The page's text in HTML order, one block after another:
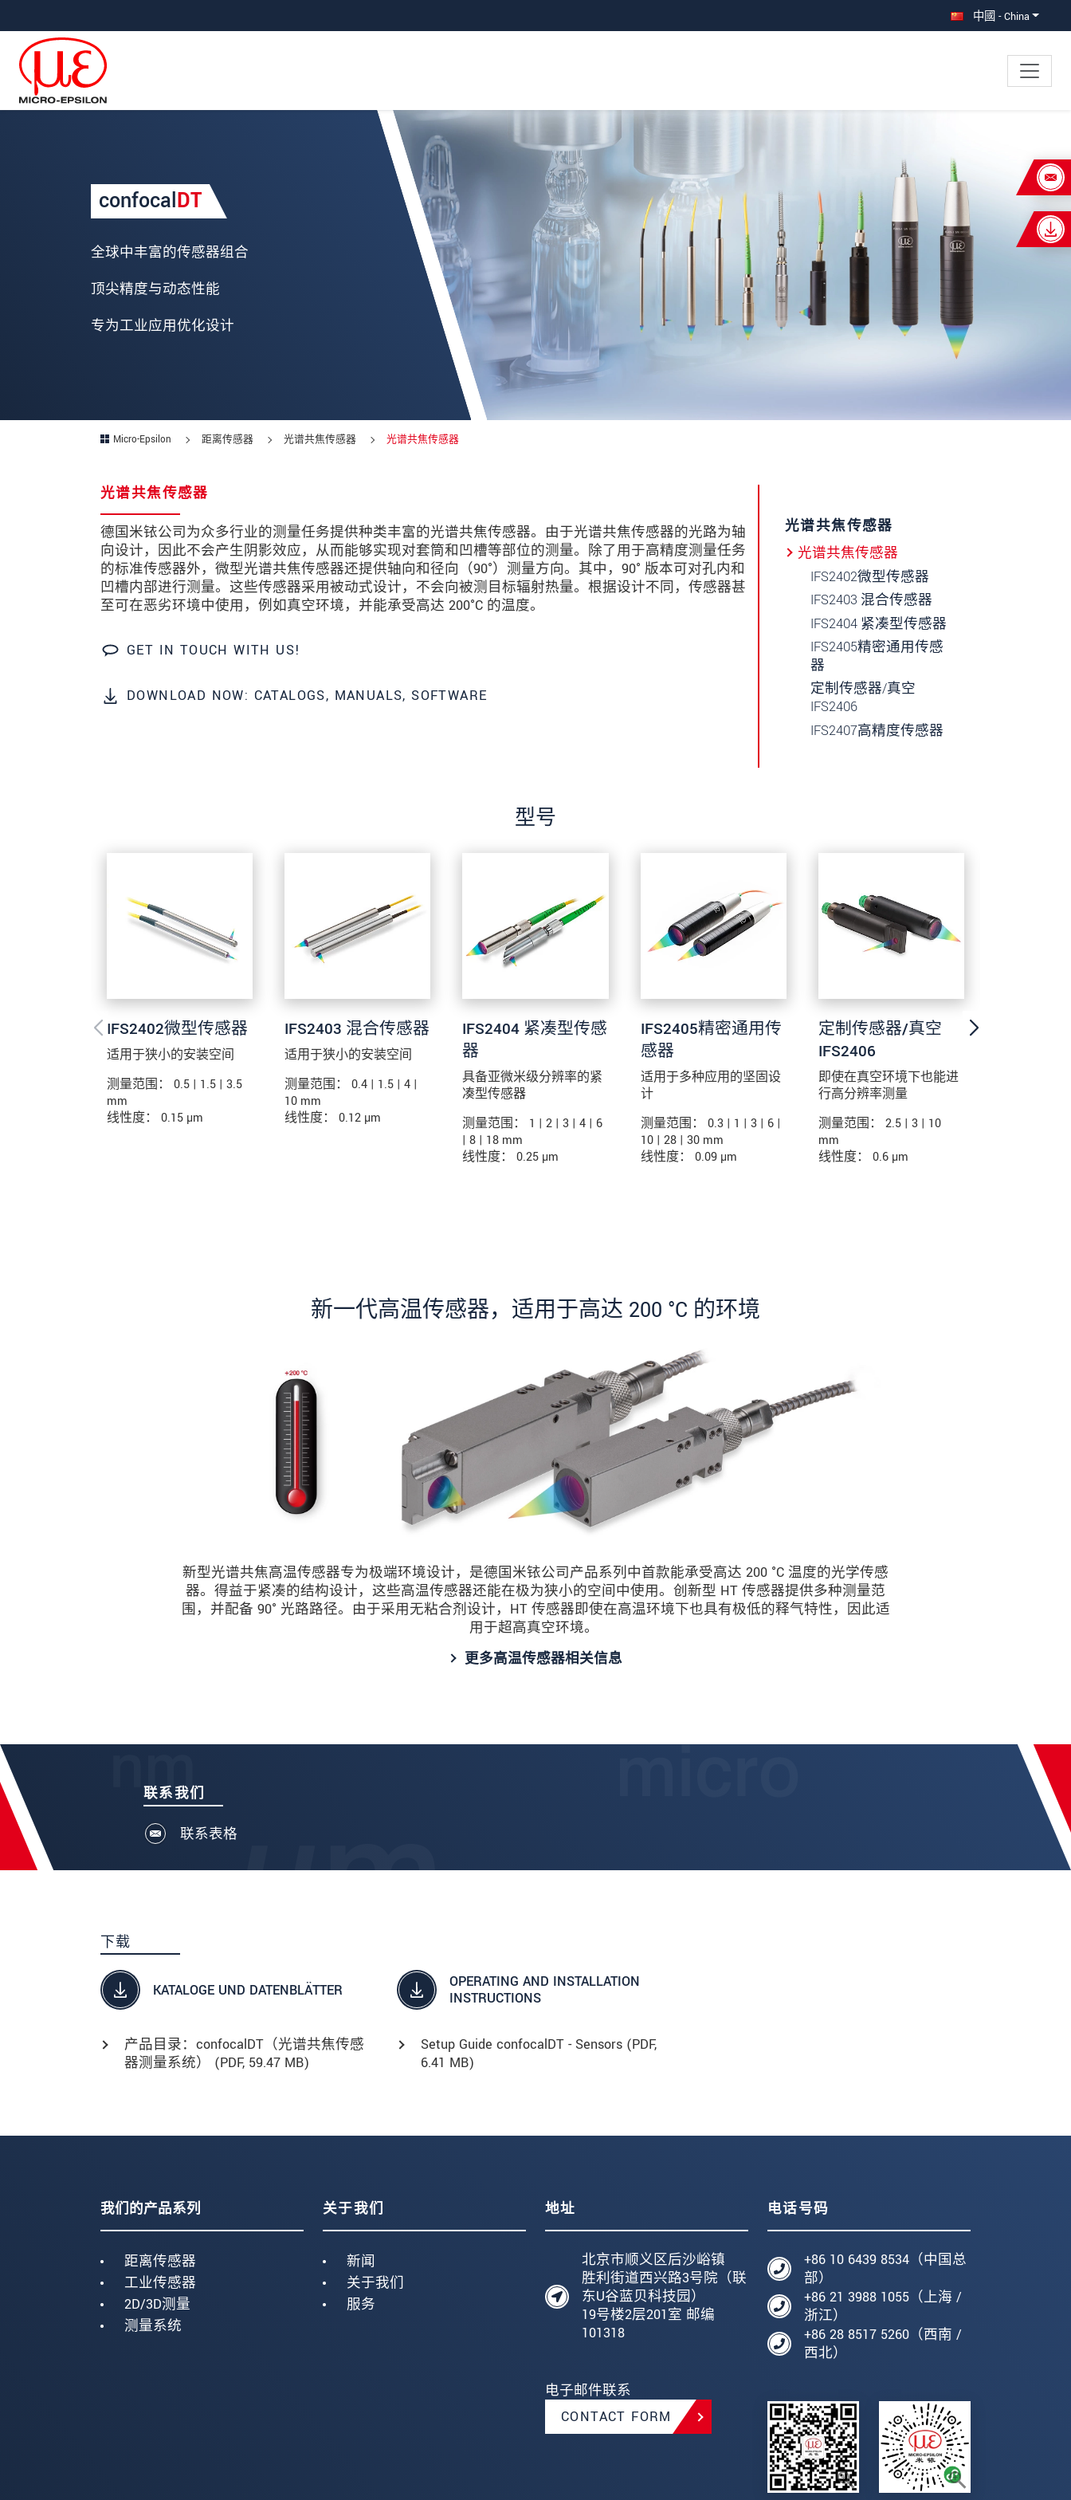
中國 - China
confocalDT
全球中丰富的传感器组合
顶尖精度与动态性能
专为工业应用优化设计
Micro-Epsilon 距离传感器 光谱共焦传感器 光谱共焦传感器
光谱共焦传感器
德国米铱公司为众多行业的测量任务提供种类丰富的光谱共焦传感器。由于光谱共焦传感器的光路为轴
向设计，因此不会产生阴影效应，从而能够实现对套筒和凹槽等部位的测量。除了用于高精度测量任务
的标准传感器外，微型光谱共焦传感器还提供轴向和径向（90°）测量方向。其中，90° 版本可对孔内和
凹槽内部进行测量。这些传感器采用被动式设计，不会向被测目标辐射热量。根据设计不同，传感器甚
至可在恶劣环境中使用，例如真空环境，并能承受高达 200°C 的温度。
GET IN TOUCH WITH US!
DOWNLOAD NOW: CATALOGS, MANUALS, SOFTWARE
光谱共焦传感器
光谱共焦传感器
IFS2402微型传感器
IFS2403 混合传感器
IFS2404 紧凑型传感器
IFS2405精密通用传感
器
定制传感器/真空
IFS2406
IFS2407高精度传感器
型号
IFS2402微型传感器
适用于狭小的安装空间
测量范围： 0.5 | 1.5 | 3.5
mm
线性度： 0.15 µm
IFS2403 混合传感器
适用于狭小的安装空间
测量范围： 0.4 | 1.5 | 4 |
10 mm
线性度： 0.12 µm
IFS2404 紧凑型传感
器
具备亚微米级分辨率的紧
凑型传感器
测量范围： 1 | 2 | 3 | 4 | 6
| 8 | 18 mm
线性度： 0.25 µm
IFS2405精密通用传
感器
适用于多种应用的坚固设
计
测量范围： 0.3 | 1 | 3 | 6 |
10 | 28 | 30 mm
线性度： 0.09 µm
定制传感器/真空
IFS2406
即使在真空环境下也能进
行高分辨率测量
测量范围： 2.5 | 3 | 10
mm
线性度： 0.6 µm
新一代高温传感器，适用于高达 200 °C 的环境
新型光谱共焦高温传感器专为极端环境设计，是德国米铱公司产品系列中首款能承受高达 200 °C 温度的光学传感
器。得益于紧凑的结构设计，这些高温传感器还能在极为狭小的空间中使用。创新型 HT 传感器提供多种测量范
围，并配备 90° 光路路径。由于采用无粘合剂设计，HT 传感器即使在高温环境下也具有极低的释气特性，因此适
用于超高真空环境。
更多高温传感器相关信息
联系我们
联系表格
Your request for: 光谱共焦传感器
称谓*
名*
姓*
公司名称*
电话
电子邮件 *
留言*
* 必填字段
下载
KATALOGE UND DATENBLÄTTER
产品目录：confocalDT（光谱共焦传感
器测量系统） (PDF, 59.47 MB)
OPERATING AND INSTALLATION
INSTRUCTIONS
Setup Guide confocalDT - Sensors (PDF,
6.41 MB)
我们的产品系列
距离传感器
工业传感器
2D/3D测量
测量系统
关于我们
新闻
关于我们
服务
地址
北京市顺义区后沙峪镇
胜利街道西兴路3号院（联
东U谷蓝贝科技园）
19号楼2层201室 邮编
101318
电子邮件联系
CONTACT FORM
电话号码
+86 10 6439 8534（中国总
部）
+86 21 3988 1055（上海 /
浙江）
+86 28 8517 5260（西南 /
西北）